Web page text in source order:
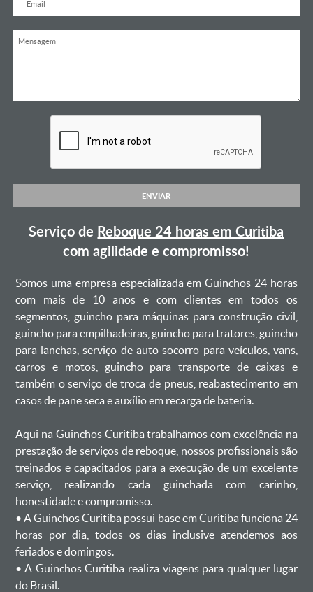
ENVIAR
Serviço de Reboque 24 horas em Curitiba
com agilidade e compromisso!
Somos uma empresa especializada emGuinchos 24 horas
com mais de 10 anos e com clientes em todos os
segmentos, guincho para máquinas para construção civil,
guincho para empilhadeiras, guincho para tratores, guincho
para lanchas, serviço de auto socorro para veículos, vans,
carros e motos, guincho para transporte de caixas e
também o serviço de troca de pneus, reabastecimento em
casos de pane seca e auxílio em recarga de bateria. ㅤㅤ
Aqui na Guinchos Curitiba trabalhamos com excelência na
prestação de serviços de reboque, nossos profissionais são
treinados e capacitados para a execução de um excelente
serviço, realizando cada guinchada com carinho,
honestidade e compromisso.
ㅤㅤ• A Guinchos Curitiba possui base em Curitiba funciona 24
horas por dia, todos os dias inclusive atendemos aos
feriados e domingos.
ㅤㅤ• A Guinchos Curitiba realiza viagens para qualquer lugar
do Brasil.